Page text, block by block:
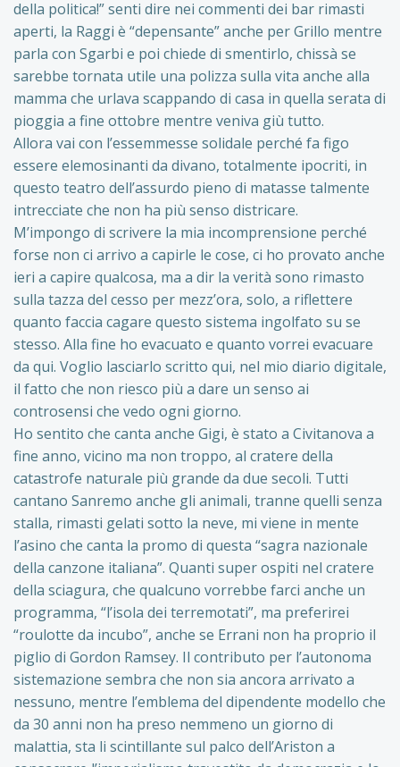
della politica!” senti dire nei commenti dei bar rimasti
aperti, la Raggi è “depensante” anche per Grillo mentre
parla con Sgarbi e poi chiede di smentirlo, chissà se
sarebbe tornata utile una polizza sulla vita anche alla
mamma che urlava scappando di casa in quella serata di
pioggia a fine ottobre mentre veniva giù tutto.
Allora vai con l’essemmesse solidale perché fa figo
essere elemosinanti da divano, totalmente ipocriti, in
questo teatro dell’assurdo pieno di matasse talmente
intrecciate che non ha più senso districare.
M’impongo di scrivere la mia incomprensione perché
forse non ci arrivo a capirle le cose, ci ho provato anche
ieri a capire qualcosa, ma a dir la verità sono rimasto
sulla tazza del cesso per mezz’ora, solo, a riflettere
quanto faccia cagare questo sistema ingolfato su se
stesso. Alla fine ho evacuato e quanto vorrei evacuare
da qui. Voglio lasciarlo scritto qui, nel mio diario digitale,
il fatto che non riesco più a dare un senso ai
controsensi che vedo ogni giorno.
Ho sentito che canta anche Gigi, è stato a Civitanova a
fine anno, vicino ma non troppo, al cratere della
catastrofe naturale più grande da due secoli. Tutti
cantano Sanremo anche gli animali, tranne quelli senza
stalla, rimasti gelati sotto la neve, mi viene in mente
l’asino che canta la promo di questa “sagra nazionale
della canzone italiana”. Quanti super ospiti nel cratere
della sciagura, che qualcuno vorrebbe farci anche un
programma, “l’isola dei terremotati”, ma preferirei
“roulotte da incubo”, anche se Errani non ha proprio il
piglio di Gordon Ramsey. Il contributo per l’autonoma
sistemazione sembra che non sia ancora arrivato a
nessuno, mentre l’emblema del dipendente modello che
da 30 anni non ha preso nemmeno un giorno di
malattia, sta li scintillante sul palco dell’Ariston a